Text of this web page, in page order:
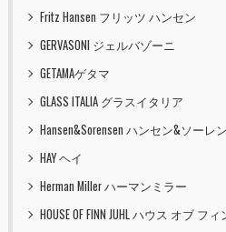
Fritz Hansen フリッツ ハンセン
GERVASONI ジェルバゾーニ
GETAMAゲタマ
GLASS ITALIA グラスイタリア
Hansen&Sorensen ハンセン&ソーレ
HAY ヘイ
Herman Miller ハーマンミラー
HOUSE OF FINN JUHL ハウス オブ フ